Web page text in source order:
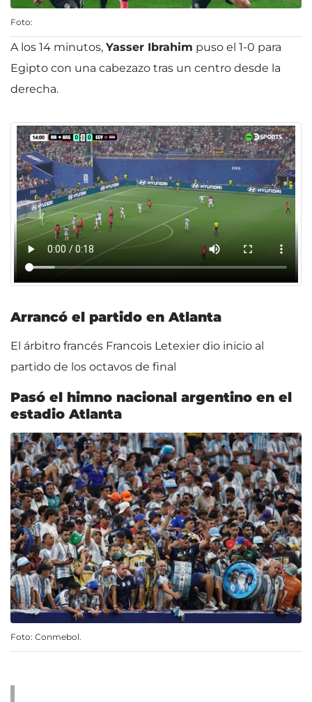
Foto:
A los 14 minutos, Yasser Ibrahim puso el 1-0 para
Egipto con una cabezazo tras un centro desde la
derecha.
Arrancó el partido en Atlanta
El árbitro francés Francois Letexier dio inicio al
partido de los octavos de final
Pasó el himno nacional argentino en el
estadio Atlanta
Foto: Conmebol.